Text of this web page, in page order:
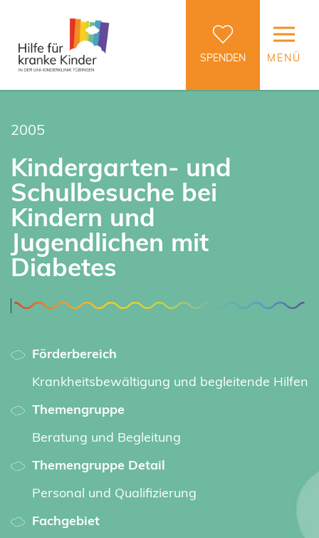
SPENDEN MENÜ
2005
Kindergarten- und
Schulbesuche bei
Kindern und
Jugendlichen mit
Diabetes
Förderbereich
Krankheitsbewältigung und begleitende Hilfen
Themengruppe
Beratung und Begleitung
Themengruppe Detail
Personal und Qualifizierung
Fachgebiet